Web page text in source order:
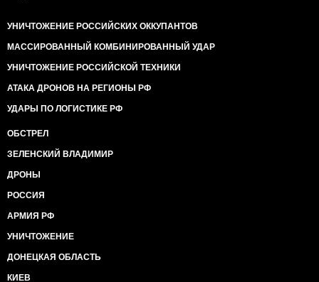
УНИЧТОЖЕНИЕ РОССИЙСКИХ ОККУПАНТОВ
МАССИРОВАННЫЙ КОМБИНИРОВАННЫЙ УДАР
УНИЧТОЖЕНИЕ РОССИЙСКОЙ ТЕХНИКИ
АТАКА ДРОНОВ НА РЕГИОНЫ РФ
УДАРЫ ПО ЛОГИСТИКЕ РФ
ОБСТРЕЛ
ЗЕЛЕНСКИЙ ВЛАДИМИР
ДРОНЫ
РОССИЯ
АРМИЯ РФ
УНИЧТОЖЕНИЕ
ДОНЕЦКАЯ ОБЛАСТЬ
КИЕВ